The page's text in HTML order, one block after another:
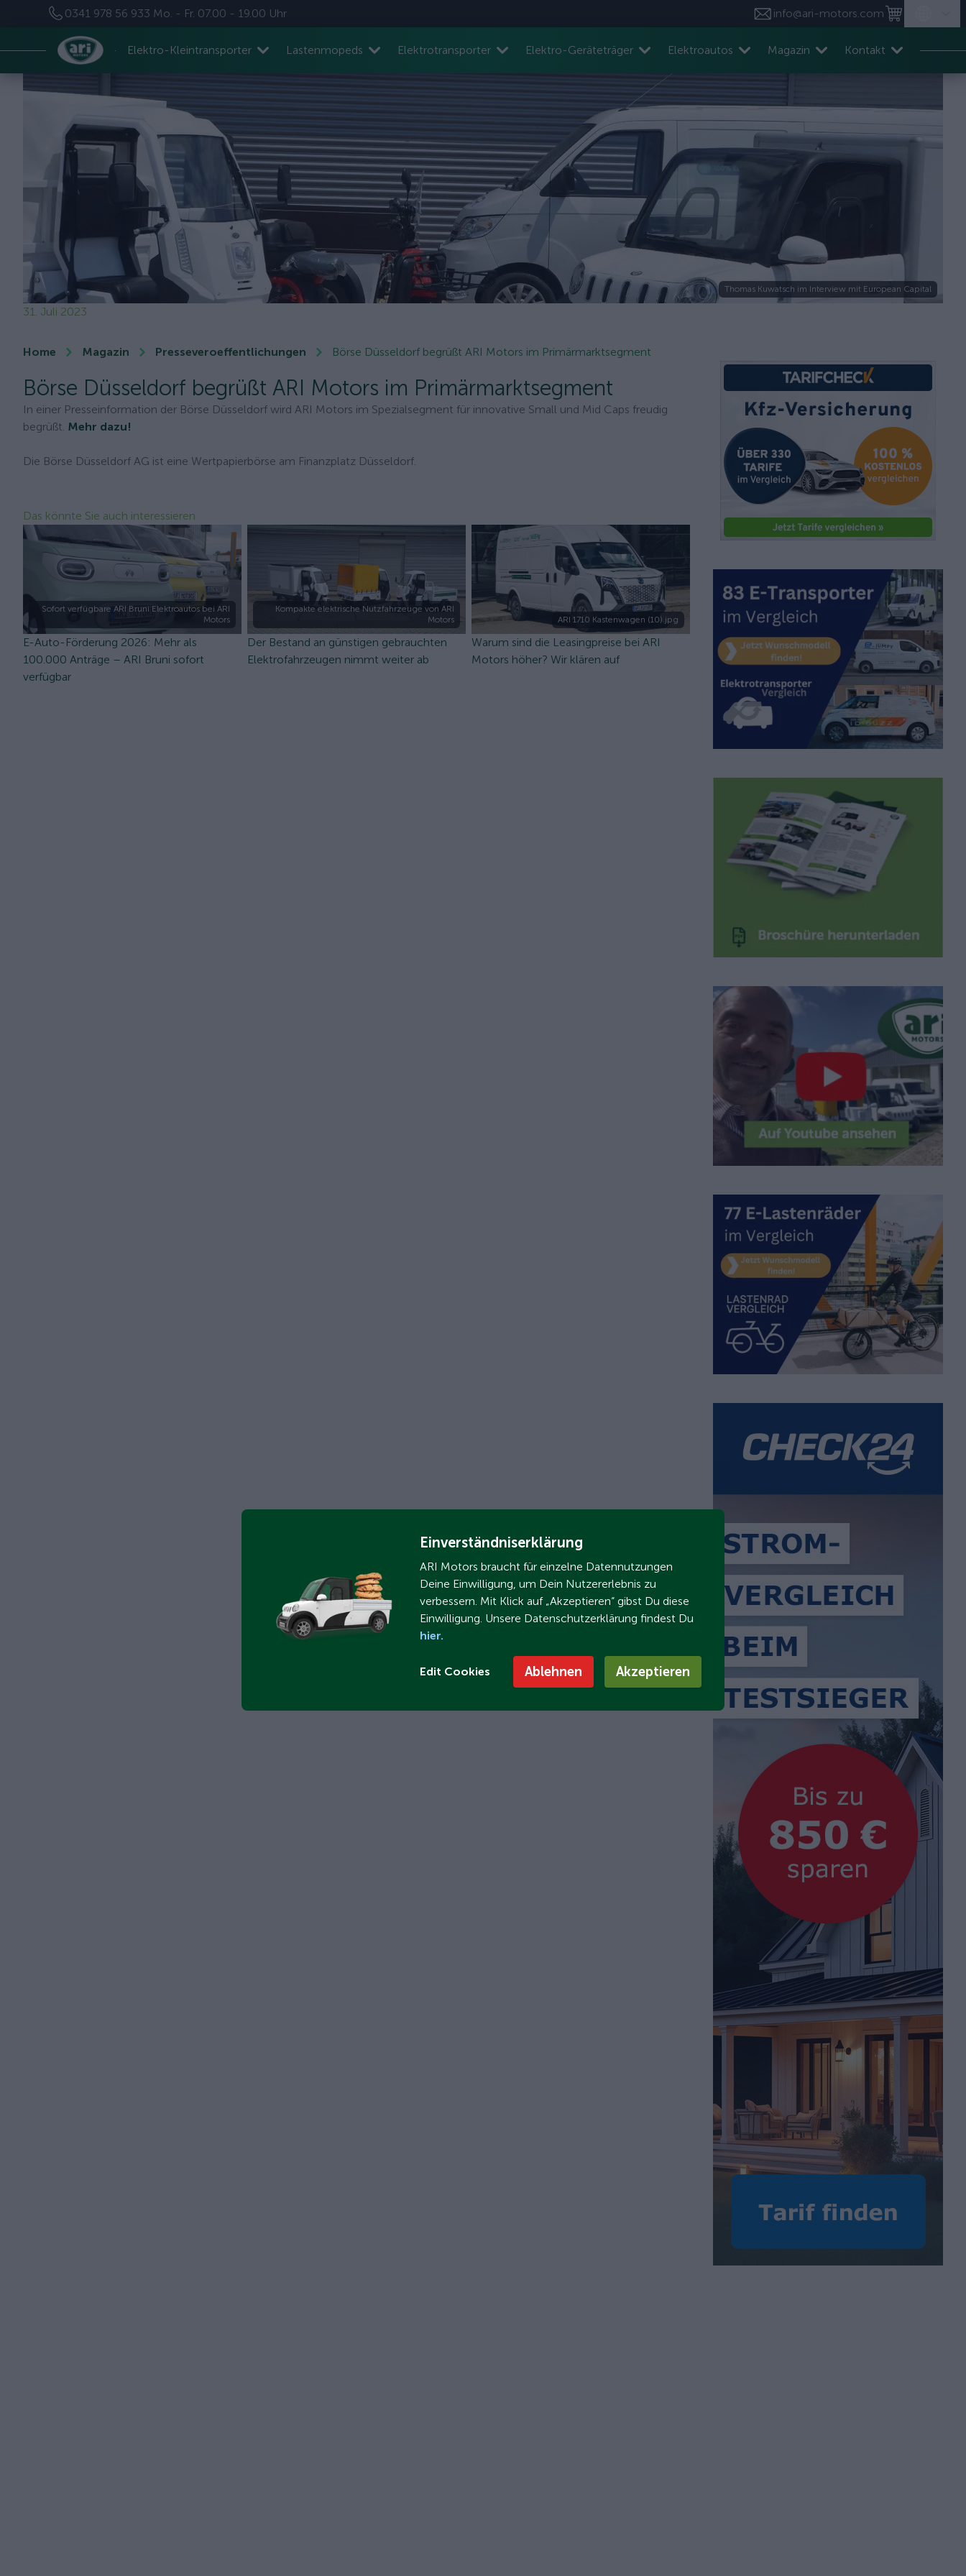
0341 978 56 933 Mo. - Fr. 07.00 - 19.00 Uhr info@ari-motors.com
Elektro-Kleintransporter Lastenmopeds Elektrotransporter Elektro-Geräteträger Elektroautos Magazin Kontakt
Thomas Kuwatsch im Interview mit European Capital
31. Juli 2023
Home Magazin Presseveroeffentlichungen Börse Düsseldorf begrüßt ARI Motors im Primärmarktsegment
Börse Düsseldorf begrüßt ARI Motors im Primärmarktsegment
In einer Presseinformation der Börse Düsseldorf wird ARI Motors im Spezialsegment für innovative Small und Mid Caps freudig
begrüßt. Mehr dazu!
Die Börse Düsseldorf AG ist eine Wertpapierbörse am Finanzplatz Düsseldorf.
Das könnte Sie auch interessieren
Sofort verfügbare ARI Bruni Elektroautos bei ARI
Motors
E-Auto-Förderung 2026: Mehr als
100.000 Anträge – ARI Bruni sofort
verfügbar
Kompakte elektrische Nutzfahrzeuge von ARI
Motors
Der Bestand an günstigen gebrauchten
Elektrofahrzeugen nimmt weiter ab
ARI 1710 Kastenwagen (10).jpg
Warum sind die Leasingpreise bei ARI
Motors höher? Wir klären auf
Einverständniserklärung
ARI Motors braucht für einzelne Datennutzungen
Deine Einwilligung, um Dein Nutzererlebnis zu
verbessern. Mit Klick auf „Akzeptieren“ gibst Du diese
Einwilligung. Unsere Datenschutzerklärung findest Du
hier.
Edit Cookies Ablehnen Akzeptieren